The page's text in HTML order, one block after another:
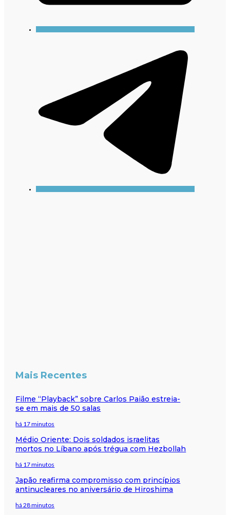
Mais Recentes
Filme “Playback” sobre Carlos Paião estreia-
se em mais de 50 salas
há 17 minutos
Médio Oriente: Dois soldados israelitas
mortos no Líbano após trégua com Hezbollah
há 17 minutos
Japão reafirma compromisso com princípios
antinucleares no aniversário de Hiroshima
há 28 minutos